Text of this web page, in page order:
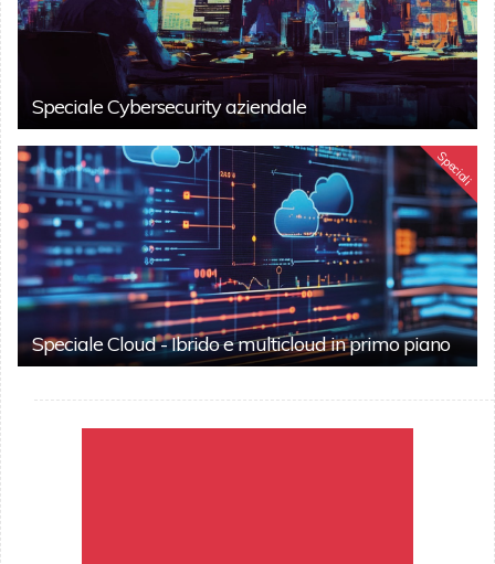
Speciale Cybersecurity aziendale
Speciali
Speciale Cloud - Ibrido e multicloud in primo piano